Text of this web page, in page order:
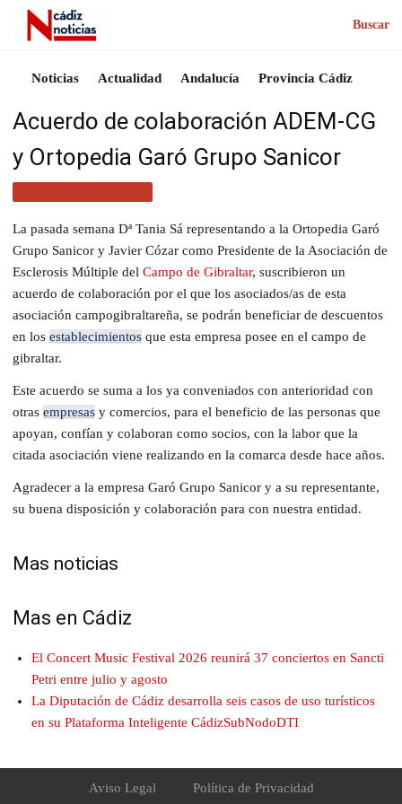
Buscar
Noticias Actualidad Andalucía Provincia Cádiz
Acuerdo de colaboración ADEM-CG
y Ortopedia Garó Grupo Sanicor
La pasada semana Dª Tania Sá representando a la Ortopedia Garó
Grupo Sanicor y Javier Cózar como Presidente de la Asociación de
Esclerosis Múltiple del Campo de Gibraltar, suscribieron un
acuerdo de colaboración por el que los asociados/as de esta
asociación campogibraltareña, se podrán beneficiar de descuentos
en los establecimientos que esta empresa posee en el campo de
gibraltar.
Este acuerdo se suma a los ya conveniados con anterioridad con
otras empresas y comercios, para el beneficio de las personas que
apoyan, confían y colaboran como socios, con la labor que la
citada asociación viene realizando en la comarca desde hace años.
Agradecer a la empresa Garó Grupo Sanicor y a su representante,
su buena disposición y colaboración para con nuestra entidad.
Mas noticias
Mas en Cádiz
El Concert Music Festival 2026 reunirá 37 conciertos en Sancti
Petri entre julio y agosto
La Diputación de Cádiz desarrolla seis casos de uso turísticos
en su Plataforma Inteligente CádizSubNodoDTI
Aviso Legal
Política de Privacidad